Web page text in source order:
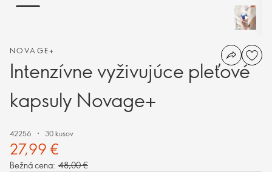
NOVAGE+
Intenzívne vyživujúce pleťové
kapsuly Novage+
42256 30 kusov
27,99 €
Bežná cena: 48,00 €